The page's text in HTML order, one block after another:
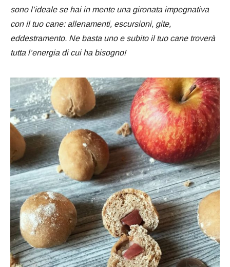
sono l’ideale se hai in mente una gironata impegnativa
con il tuo cane: allenamenti, escursioni, gite,
eddestramento. Ne basta uno e subito il tuo cane troverà
tutta l’energia di cui ha bisogno!